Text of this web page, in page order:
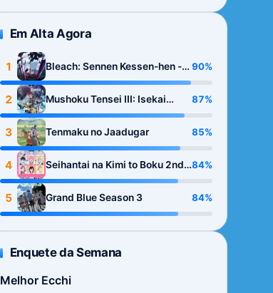
Em Alta Agora
1
Bleach: Sennen Kessen-hen -
Kashin-tan
90%
2
Mushoku Tensei III: Isekai
Ittara Honki Dasu
87%
3 Tenmaku no Jaadugar 85%
4
Seihantai na Kimi to Boku 2nd
Season
84%
5 Grand Blue Season 3 84%
Enquete da Semana
Melhor Ecchi